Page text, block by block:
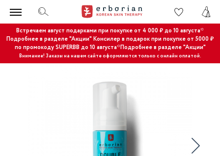
Встречаем август подарками при покупке от 4 000 ₽ до 10 августа*
Подробнее в разделе "Акции"Консилер в подарок при покупке от 5000 ₽
по промокоду SUPERBB до 10 августа*Подробнее в разделе "Акции"
Внимание! Заказы на нашем сайте оформляются только с онлайн оплатой.